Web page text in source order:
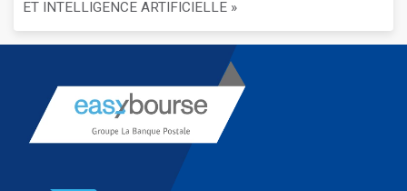
ET INTELLIGENCE ARTIFICIELLE »